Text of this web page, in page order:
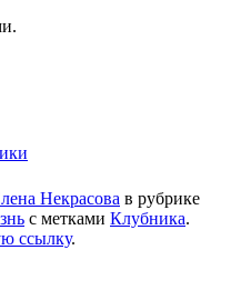
Некрасова в рубрике
с метками Клубника.
ссылку.